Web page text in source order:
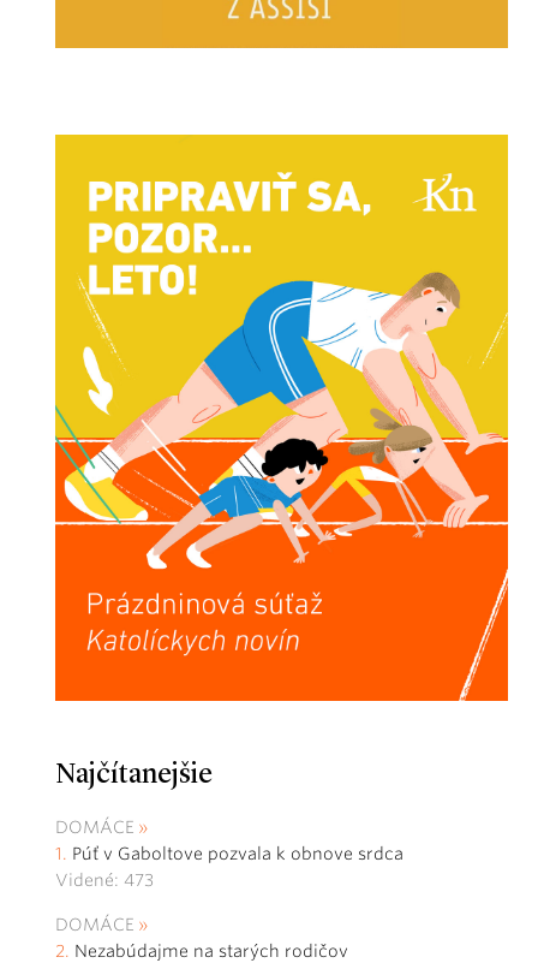
Najčítanejšie
DOMÁCE
Púť v Gaboltove pozvala k obnove srdca
Videné: 473
DOMÁCE
Nezabúdajme na starých rodičov